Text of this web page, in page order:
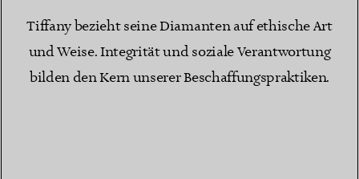
Tiffany bezieht seine Diamanten auf ethische Art
und Weise. Integrität und soziale Verantwortung
bilden den Kern unserer Beschaffungspraktiken.